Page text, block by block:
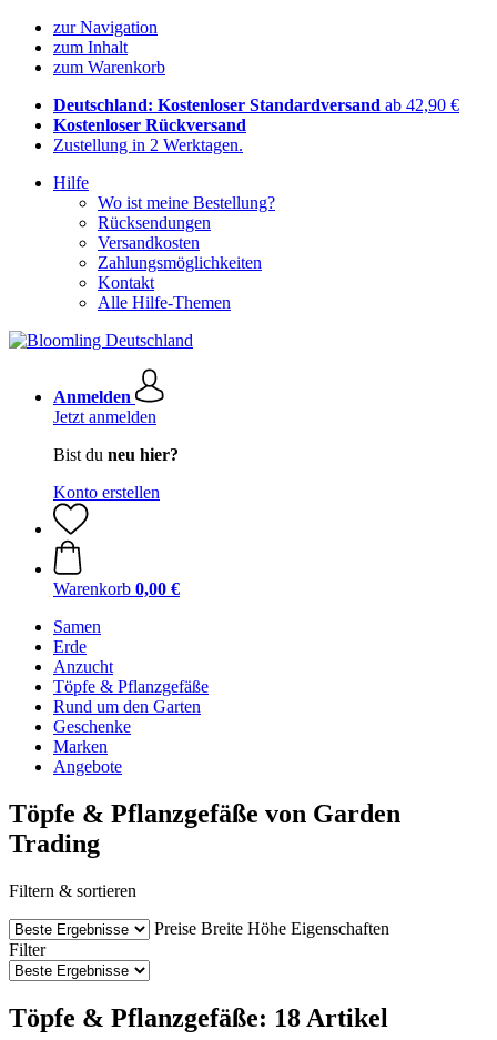
zur Navigation
zum Inhalt
zum Warenkorb
Deutschland: Kostenloser Standardversand ab 42,90 €
Kostenloser Rückversand
Zustellung in 2 Werktagen.
Hilfe
Wo ist meine Bestellung?
Rücksendungen
Versandkosten
Zahlungsmöglichkeiten
Kontakt
Alle Hilfe-Themen
Anmelden
Jetzt anmelden
Bist du neu hier?
Konto erstellen
Warenkorb 0,00 €
Samen
Erde
Anzucht
Töpfe & Pflanzgefäße
Rund um den Garten
Geschenke
Marken
Angebote
Töpfe & Pflanzgefäße von Garden
Trading
Filtern & sortieren
Preise Breite Höhe Eigenschaften
Filter
Töpfe & Pflanzgefäße: 18 Artikel